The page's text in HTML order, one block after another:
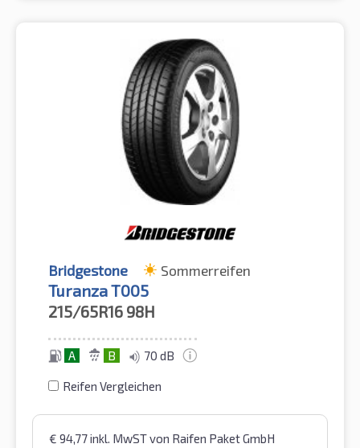
Bridgestone Sommerreifen
Turanza T005
215/65R16 98H
A B 70 dB
Reifen Vergleichen
€ 94,77inkl. MwSTvon Raifen Paket GmbH